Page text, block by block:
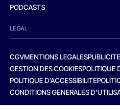
PODCASTS
LEGAL
CGVMENTIONS LEGALES
GESTION DES COOKIESPOLITIQUE
POLITIQUE D’ACCESSIBILITE
CONDITIONS GENERALES